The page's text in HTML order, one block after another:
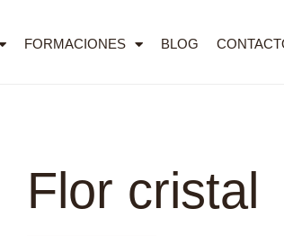
FORMACIONES BLOG
Flor cristal